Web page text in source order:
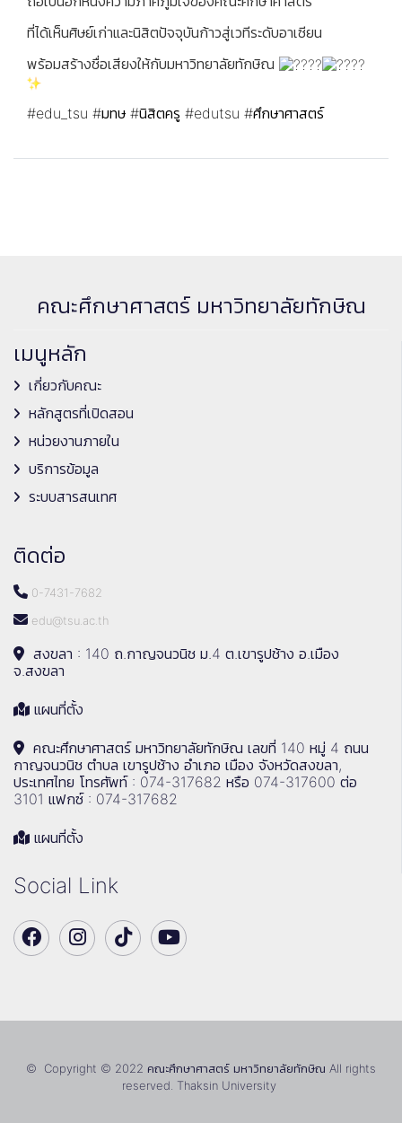
ที่ได้เห็นศิษย์เก่าและนิสิตปัจจุบันก้าวสู่เวทีระดับอาเซียน
พร้อมสร้างชื่อเสียงให้กับมหาวิทยาลัยทักษิณ
#edu_tsu #มทษ #นิสิตครู #edutsu #ศึกษาศาสตร์
คณะศึกษาศาสตร์ มหาวิทยาลัยทักษิณ
เมนูหลัก
เกี่ยวกับคณะ
หลักสูตรที่เปิดสอน
หน่วยงานภายใน
บริการข้อมูล
ระบบสารสนเทศ
ติดต่อ
0-7431-7682
edu@tsu.ac.th
สงขลา : 140 ถ.กาญจนวนิช ม.4 ต.เขารูปช้าง อ.เมือง
จ.สงขลา
แผนที่ตั้ง
คณะศึกษาศาสตร์ มหาวิทยาลัยทักษิณ เลขที่ 140 หมู่ 4 ถนน
กาญจนวนิช ตำบล เขารูปช้าง อำเภอ เมือง จังหวัดสงขลา,
ประเทศไทย โทรศัพท์ : 074-317682 หรือ 074-317600 ต่อ
3101 แฟกซ์ : 074-317682
แผนที่ตั้ง
Social Link
© Copyright © 2022 คณะศึกษาศาสตร์ มหาวิทยาลัยทักษิณ All rights
reserved. Thaksin University